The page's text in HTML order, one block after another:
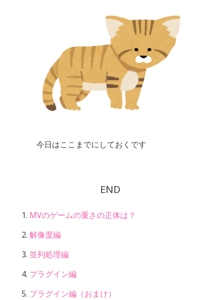
今日はここまでにしておくです
END
MVのゲームの重さの正体は？
解像度編
並列処理編
プラグイン編
プラグイン編（おまけ）